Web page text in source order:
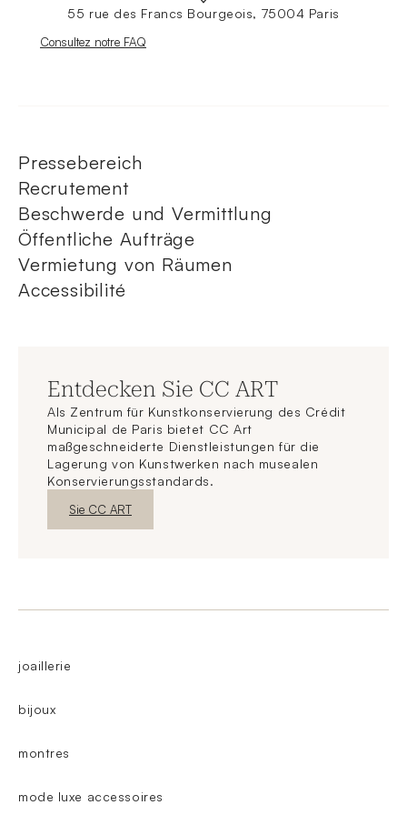
55 rue des Francs Bourgeois, 75004 Paris
Nouvelle fenêtre
Consultez notre FAQ
Pressebereich
Recrutement
Beschwerde und Vermittlung
Öffentliche Aufträge
Vermietung von Räumen
Accessibilité
Entdecken Sie CC ART
Als Zentrum für Kunstkonservierung des Crédit
Municipal de Paris bietet CC Art
maßgeschneiderte Dienstleistungen für die
Lagerung von Kunstwerken nach musealen
Konservierungsstandards.
Neues FensterEntdecken
Sie CC ART
joaillerie
bijoux
montres
mode luxe accessoires